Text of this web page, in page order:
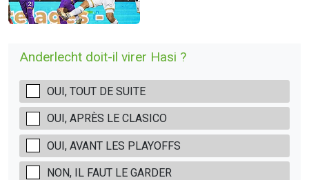
Anderlecht doit-il virer Hasi ?
OUI, TOUT DE SUITE
OUI, APRÈS LE CLASICO
OUI, AVANT LES PLAYOFFS
NON, IL FAUT LE GARDER